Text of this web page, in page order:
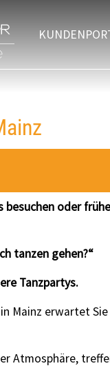
besuchen oder
tanzen gehen?“
Tanzpartys.
Mainz erwartet
Atmosphäre,